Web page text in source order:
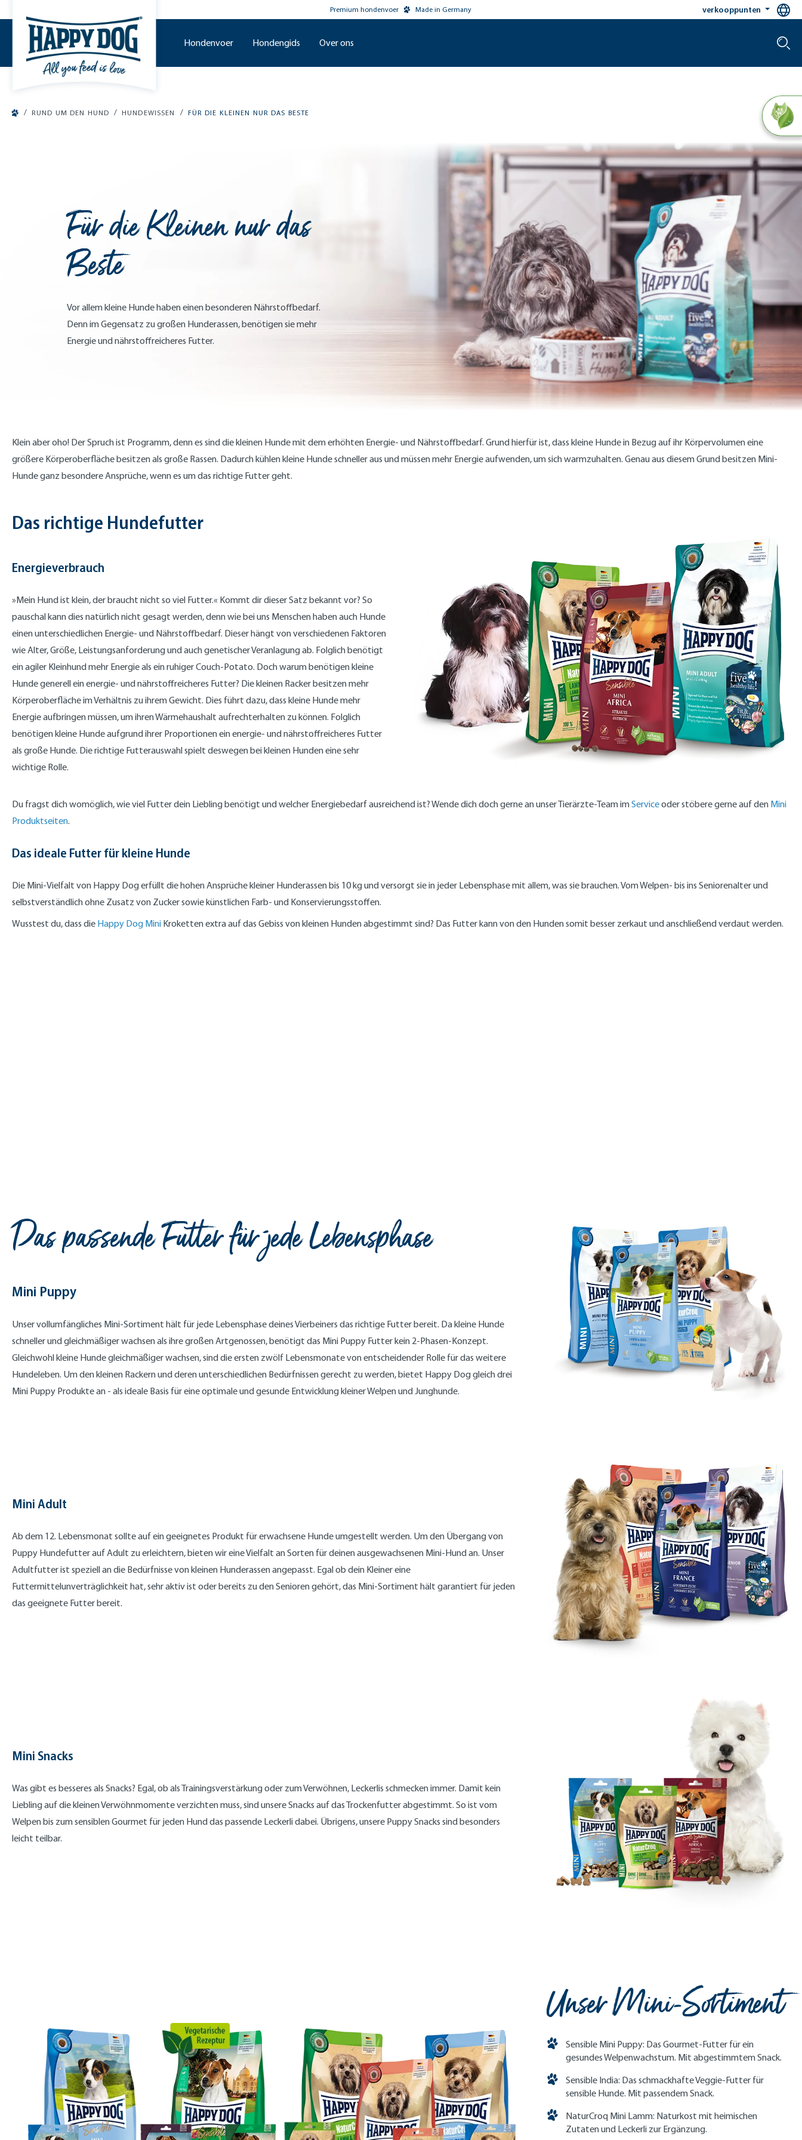
Premium hondenvoer Made in Germany verkooppunten
Hondenvoer Hondengids Over ons
/ RUND UM DEN HUND / HUNDEWISSEN / FÜR DIE KLEINEN NUR DAS BESTE
Für die Kleinen nur das
Beste
Vor allem kleine Hunde haben einen besonderen Nährstoffbedarf.
Denn im Gegensatz zu großen Hunderassen, benötigen sie mehr
Energie und nährstoffreicheres Futter.
Klein aber oho! Der Spruch ist Programm, denn es sind die kleinen Hunde mit dem erhöhten Energie- und Nährstoffbedarf. Grund hierfür ist, dass kleine Hunde in Bezug auf ihr Körpervolumen eine
größere Körperoberfläche besitzen als große Rassen. Dadurch kühlen kleine Hunde schneller aus und müssen mehr Energie aufwenden, um sich warmzuhalten. Genau aus diesem Grund besitzen Mini-
Hunde ganz besondere Ansprüche, wenn es um das richtige Futter geht.
Das richtige Hundefutter
Energieverbrauch
»Mein Hund ist klein, der braucht nicht so viel Futter.« Kommt dir dieser Satz bekannt vor? So
pauschal kann dies natürlich nicht gesagt werden, denn wie bei uns Menschen haben auch Hunde
einen unterschiedlichen Energie- und Nährstoffbedarf. Dieser hängt von verschiedenen Faktoren
wie Alter, Größe, Leistungsanforderung und auch genetischer Veranlagung ab. Folglich benötigt
ein agiler Kleinhund mehr Energie als ein ruhiger Couch-Potato. Doch warum benötigen kleine
Hunde generell ein energie- und nährstoffreicheres Futter? Die kleinen Racker besitzen mehr
Körperoberfläche im Verhältnis zu ihrem Gewicht. Dies führt dazu, dass kleine Hunde mehr
Energie aufbringen müssen, um ihren Wärmehaushalt aufrechterhalten zu können. Folglich
benötigen kleine Hunde aufgrund ihrer Proportionen ein energie- und nährstoffreicheres Futter
als große Hunde. Die richtige Futterauswahl spielt deswegen bei kleinen Hunden eine sehr
wichtige Rolle.
Du fragst dich womöglich, wie viel Futter dein Liebling benötigt und welcher Energiebedarf ausreichend ist? Wende dich doch gerne an unser Tierärzte-Team imServiceoder stöbere gerne auf den Mini
Produktseiten.
Das ideale Futter für kleine Hunde
Die Mini-Vielfalt von Happy Dog erfüllt die hohen Ansprüche kleiner Hunderassen bis 10 kg und versorgt sie in jeder Lebensphase mit allem, was sie brauchen. Vom Welpen- bis ins Seniorenalter und
selbstverständlich ohne Zusatz von Zucker sowie künstlichen Farb- und Konservierungsstoffen.
Wusstest du, dass die Happy Dog Mini Kroketten extra auf das Gebiss von kleinen Hunden abgestimmt sind? Das Futter kann von den Hunden somit besser zerkaut und anschließend verdaut werden.
Das passende Futter für jede Lebensphase
Mini Puppy
Unser vollumfängliches Mini-Sortiment hält für jede Lebensphase deines Vierbeiners das richtige Futter bereit. Da kleine Hunde
schneller und gleichmäßiger wachsen als ihre großen Artgenossen, benötigt das Mini Puppy Futter kein 2-Phasen-Konzept.
Gleichwohl kleine Hunde gleichmäßiger wachsen, sind die ersten zwölf Lebensmonate von entscheidender Rolle für das weitere
Hundeleben. Um den kleinen Rackern und deren unterschiedlichen Bedürfnissen gerecht zu werden, bietet Happy Dog gleich drei
Mini Puppy Produkte an - als ideale Basis für eine optimale und gesunde Entwicklung kleiner Welpen und Junghunde.
Mini Adult
Ab dem 12. Lebensmonat sollte auf ein geeignetes Produkt für erwachsene Hunde umgestellt werden. Um den Übergang von
Puppy Hundefutter auf Adult zu erleichtern, bieten wir eine Vielfalt an Sorten für deinen ausgewachsenen Mini-Hund an. Unser
Adultfutter ist speziell an die Bedürfnisse von kleinen Hunderassen angepasst. Egal ob dein Kleiner eine
Futtermittelunverträglichkeit hat, sehr aktiv ist oder bereits zu den Senioren gehört, das Mini-Sortiment hält garantiert für jeden
das geeignete Futter bereit.
Mini Snacks
Was gibt es besseres als Snacks? Egal, ob als Trainingsverstärkung oder zum Verwöhnen, Leckerlis schmecken immer. Damit kein
Liebling auf die kleinen Verwöhnmomente verzichten muss, sind unsere Snacks auf das Trockenfutter abgestimmt. So ist vom
Welpen bis zum sensiblen Gourmet für jeden Hund das passende Leckerli dabei. Übrigens, unsere Puppy Snacks sind besonders
leicht teilbar.
Unser Mini-Sortiment
Sensible Mini Puppy: Das Gourmet-Futter für ein
gesundes Welpenwachstum. Mit abgestimmtem Snack.
Sensible India: Das schmackhafte Veggie-Futter für
sensible Hunde. Mit passendem Snack.
NaturCroq Mini Lamm: Naturkost mit heimischen
Zutaten und Leckerli zur Ergänzung.